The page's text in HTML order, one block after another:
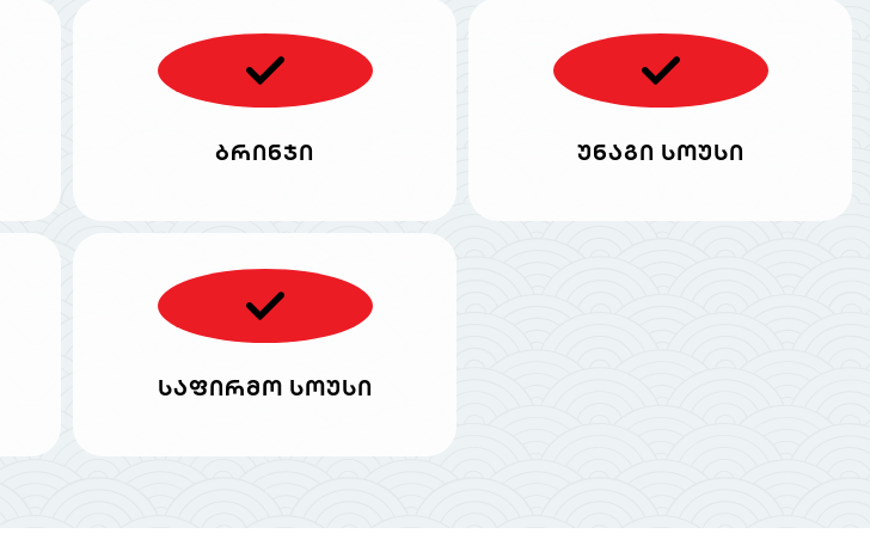
ბრინჯი უნაგი სოუსი
საფირმო სოუსი